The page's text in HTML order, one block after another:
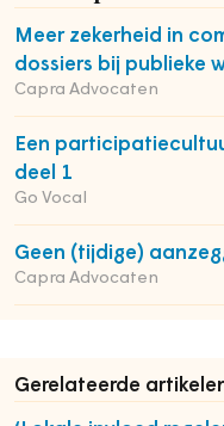
Meer zekerheid in
dossiers bij publieke
Capra Advocaten
Een
deel 1
Go Vocal
Geen (tijdige)
Capra Advocaten
Gerelateerde